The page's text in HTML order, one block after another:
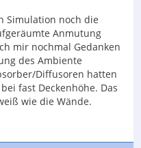
Simulation noch die
Anmutung
mir nochmal Gedanken
des Ambiente
Diffusoren hatten
fast Deckenhöhe. Das
wie die Wände.